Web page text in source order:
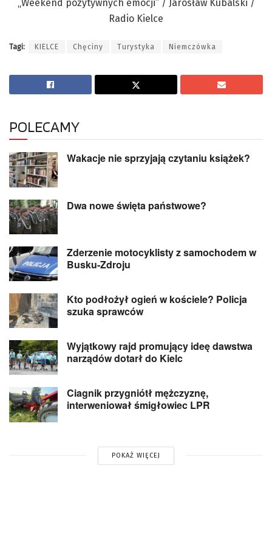
Tagi: KIELCE Chęciny Turystyka Niemczówka
POLECAMY
Wakacje nie sprzyjają czytaniu książek?
Dwa nowe święta państwowe?
Zderzenie motocyklisty z samochodem w
Busku-Zdroju
Kto podłożył ogień w kościele? Policja
szuka sprawców
Wyjątkowy rajd promujący ideę dawstwa
narządów dotarł do Kielc
Ciagnik przygniótł mężczyznę,
interweniował śmigłowiec LPR
POKAŻ WIĘCEJ